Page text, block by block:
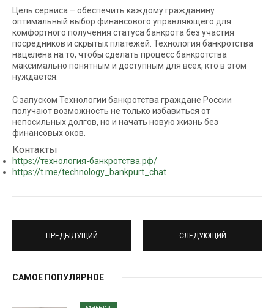
Цель сервиса – обеспечить каждому гражданину
оптимальный выбор финансового управляющего для
комфортного получения статуса банкрота без участия
посредников и скрытых платежей. Технология банкротства
нацелена на то, чтобы сделать процесс банкротства
максимально понятным и доступным для всех, кто в этом
нуждается.
С запуском Технологии банкротства граждане России
получают возможность не только избавиться от
непосильных долгов, но и начать новую жизнь без
финансовых оков.
Контакты
https://технология-банкротства.рф/
https://t.me/technology_bankpurt_chat
ПРЕДЫДУЩИЙ СЛЕДУЮЩИЙ
САМОЕ ПОПУЛЯРНОЕ